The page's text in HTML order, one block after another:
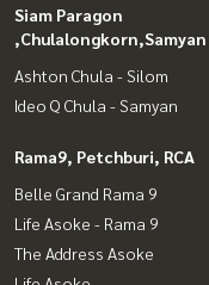
Siam Paragon
,Chulalongkorn,Samyan
Ashton Chula - Silom
Ideo Q Chula - Samyan
Rama9, Petchburi, RCA
Belle Grand Rama 9
Life Asoke - Rama 9
The Address Asoke